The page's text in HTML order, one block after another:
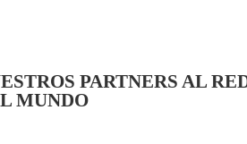
PARTNERS AL
MUNDO